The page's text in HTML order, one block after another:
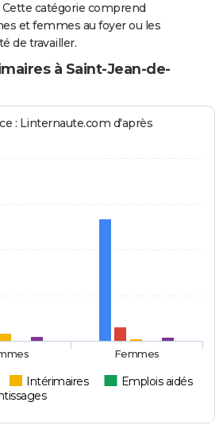
catégorie comprend
et femmes au foyer ou les
de travailler.
à Saint-Jean-de-
: Linternaute.com d'après
Intérimaires
Emplois aidés
Femmes